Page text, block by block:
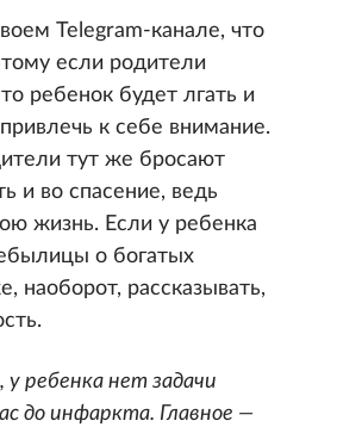
Telegram-канале, что
если родители
ребенок будет лгать и
к себе внимание.
тут же бросают
и во спасение, ведь
жизнь. Если у ребенка
о богатых
рассказывать,
ребенка нет задачи
до инфаркта. Главное —